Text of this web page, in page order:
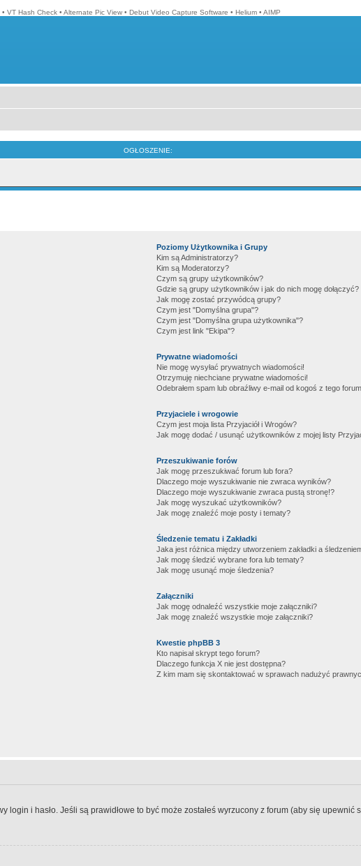
• VT Hash Check • Alternate Pic View • Debut Video Capture Software • Helium • AIMP
OGŁOSZENIE:
Poziomy Użytkownika i Grupy
Kim są Administratorzy?
Kim są Moderatorzy?
Czym są grupy użytkowników?
Gdzie są grupy użytkowników i jak do nich mogę dołączyć?
Jak mogę zostać przywódcą grupy?
Czym jest "Domyślna grupa"?
Czym jest "Domyślna grupa użytkownika"?
Czym jest link "Ekipa"?
Prywatne wiadomości
Nie mogę wysyłać prywatnych wiadomości!
Otrzymuję niechciane prywatne wiadomości!
Odebrałem spam lub obraźliwy e-mail od kogoś z tego
Przyjaciele i wrogowie
Czym jest moja lista Przyjaciół i Wrogów?
Jak mogę dodać / usunąć użytkowników z mojej listy
Przeszukiwanie forów
Jak mogę przeszukiwać forum lub fora?
Dlaczego moje wyszukiwanie nie zwraca wyników?
Dlaczego moje wyszukiwanie zwraca pustą stronę!?
Jak mogę wyszukać użytkowników?
Jak mogę znaleźć moje posty i tematy?
Śledzenie tematu i Zakładki
Jaka jest różnica między utworzeniem zakładki a
Jak mogę śledzić wybrane fora lub tematy?
Jak mogę usunąć moje śledzenia?
Załączniki
Jak mogę odnaleźć wszystkie moje załączniki?
Jak mogę znaleźć wszystkie moje załączniki?
Kwestie phpBB 3
Kto napisał skrypt tego forum?
Dlaczego funkcja X nie jest dostępna?
Z kim mam się skontaktować w sprawach nadużyć
i hasło. Jeśli są prawidłowe to być może zostałeś wyrzucony z forum (aby się